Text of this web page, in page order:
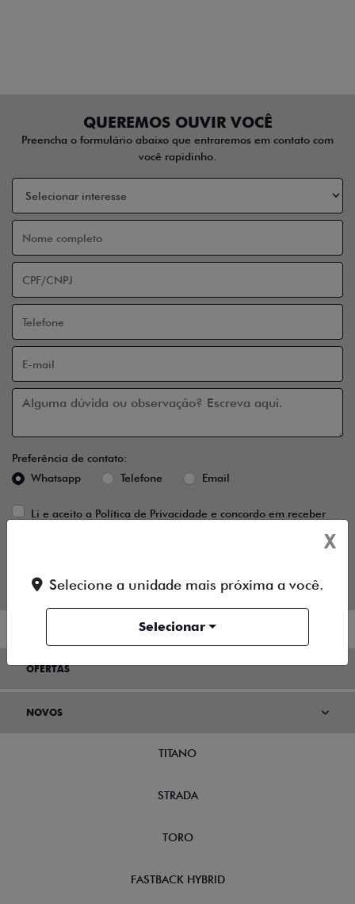
QUEREMOS OUVIR VOCÊ
Preencha o formulário abaixo que entraremos em contato com
você rapidinho.
Preferência de contato:
Whatsapp
Telefone Email
Li e aceito a Política de Privacidade e concordo em receber
OFERTAS
NOVOS
TITANO
STRADA
TORO
FASTBACK HYBRID
X
Selecione a unidade mais próxima a você.
Selecionar